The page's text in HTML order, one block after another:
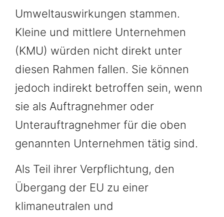
Umweltauswirkungen stammen.
Kleine und mittlere Unternehmen
(KMU) würden nicht direkt unter
diesen Rahmen fallen. Sie können
jedoch indirekt betroffen sein, wenn
sie als Auftragnehmer oder
Unterauftragnehmer für die oben
genannten Unternehmen tätig sind.
Als Teil ihrer Verpflichtung, den
Übergang der EU zu einer
klimaneutralen und